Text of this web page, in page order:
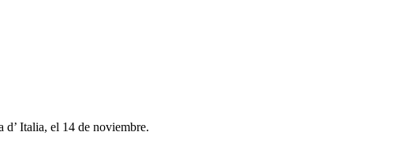
Italia, el 14 de noviembre.